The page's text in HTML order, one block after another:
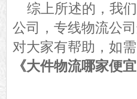
综上所述的，我
公司，专线物流公
对大家有帮助，如
《大件物流哪家便